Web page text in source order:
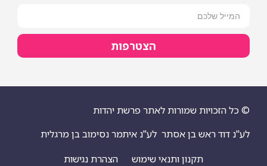
שמורות לאתר פרשת יהדות
בן אסתר לע"נ איתמר נסימוב בן מרגלית
תקנון ותנאי שימוש
הצהרת נגישות